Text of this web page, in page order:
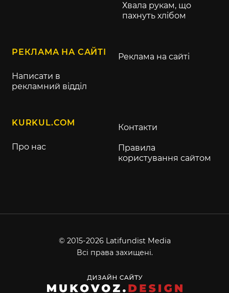
Хвала рукам, що
пахнуть хлібом
РЕКЛАМА НА САЙТІ
Написати в
рекламний відділ
Реклама на сайті
KURKUL.COM
Про нас
Контакти
Правила
користування сайтом
© 2015-2026 Latifundist Media
Всі права захищені.